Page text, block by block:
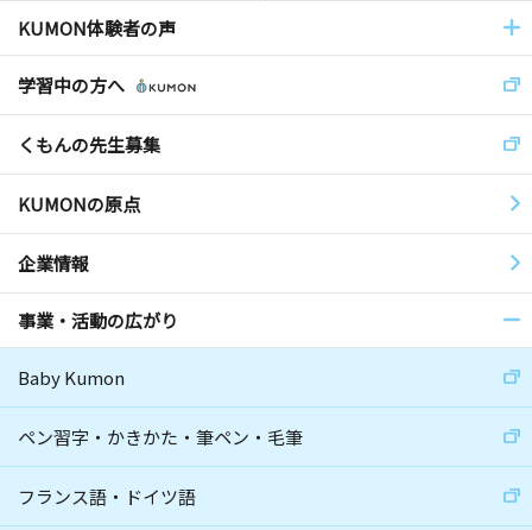
KUMON体験者の声
学習中の方へ
くもんの先生募集
KUMONの原点
企業情報
事業・活動の広がり
Baby Kumon
ペン習字・かきかた・筆ペン・毛筆
フランス語・ドイツ語